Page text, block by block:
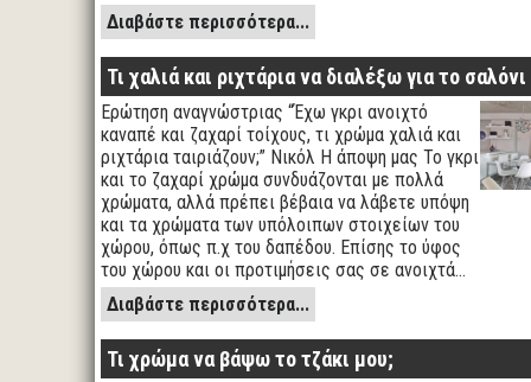
Διαβάστε περισσότερα...
Τι χαλιά και ριχτάρια να διαλέξω για το
Ερώτηση αναγνώστριας “Έχω γκρι ανοιχτό
καναπέ και ζαχαρί τοίχους, τι χρώμα χαλιά και
ριχτάρια ταιριάζουν;” Νικόλ Η άποψη μας Το γκρι
και το ζαχαρί χρώμα συνδυάζονται με πολλά
χρώματα, αλλά πρέπει βέβαια να λάβετε υπόψη
και τα χρώματα των υπόλοιπων στοιχείων του
χώρου, όπως π.χ του δαπέδου. Επίσης το ύφος
του χώρου και οι προτιμήσεις σας σε ανοιχτά…
Διαβάστε περισσότερα...
Τι χρώμα να βάψω το τζάκι μου;